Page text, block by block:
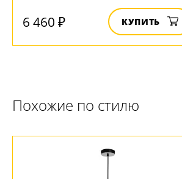
6 460 ₽ КУПИТЬ
Похожие по стилю